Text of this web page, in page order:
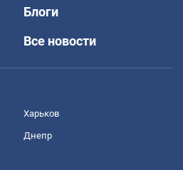
Блоги
Все новости
Харьков
Днепр